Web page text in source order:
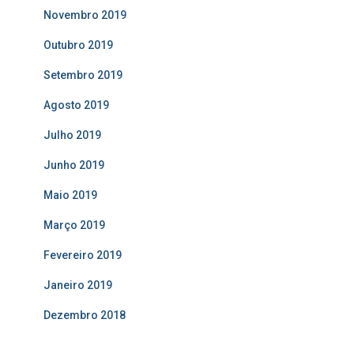
Novembro 2019
Outubro 2019
Setembro 2019
Agosto 2019
Julho 2019
Junho 2019
Maio 2019
Março 2019
Fevereiro 2019
Janeiro 2019
Dezembro 2018